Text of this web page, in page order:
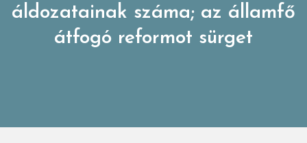
áldozatainak száma; az államfő
átfogó reformot sürget